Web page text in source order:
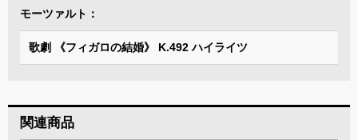
モーツァルト：
歌劇 《フィガロの結婚》 K.492 ハイライツ
関連商品